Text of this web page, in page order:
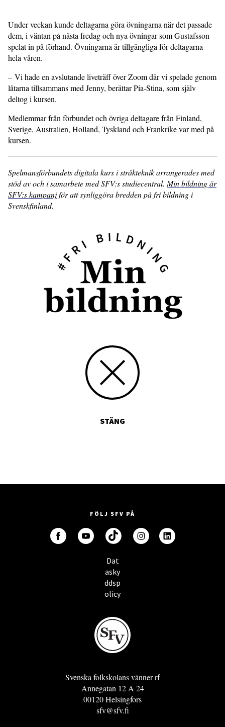
Under veckan kunde deltagarna göra övningarna när det passade
dem, i väntan på nästa fredag och nya övningar som Gustafsson
spelat in på förhand. Övningarna är tillgängliga för deltagarna
hela våren.
– Vi hade en avslutande liveträff över Zoom där vi spelade genom
låtarna tillsammans med Jenny, berättar Pia-Stina, som själv
deltog i kursen.
Medlemmar från förbundet och övriga deltagare från Finland,
Sverige, Australien, Holland, Tyskland och Frankrike var med på
kursen.
Spelmansförbundets digitala kurs i stråkteknik arrangerades med
stöd av och i samarbete med SFV:s studiecentral. Min bildning är
SFV:s kampanjför att synliggöra bredden på fri bildning i
Svenskfinland.
STÄNG
FÖLJ SFV PÅ
Dat
asky
ddsp
olicy
Svenska folkskolans vänner rf
Annegatan 12 A 24
00120 Helsingfors
sfv@sfv.fi